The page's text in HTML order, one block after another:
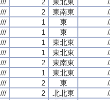
/// 2 東南東
/// 1 東
/// 1 東
/// 1 東北東
/// 1 東北東
/// 2 東南東
/// 1 東北東
/// 2 東
/// 2 北北東